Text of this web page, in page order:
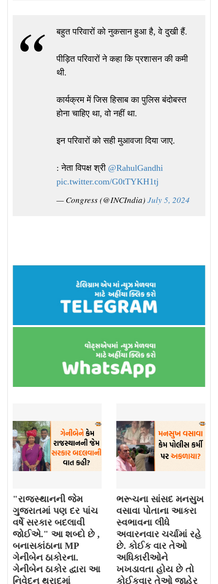
बहुत परिवारों को नुकसान हुआ है, वे दुखी हैं.
पीड़ित परिवारों ने कहा कि प्रशासन की कमी
थी.
कार्यक्रम में जिस हिसाब का पुलिस बंदोबस्त
होना चाहिए था, वो नहीं था.
इन परिवारों को सही मुआवजा दिया जाए.
: नेता विपक्ष श्री @RahulGandhi
pic.twitter.com/G0tTYKH1tj
— Congress (@INCIndia) July 5, 2024
"રાજસ્થાનની જેમ
ગુજરાતમાં પણ દર પાંચ
વર્ષે સરકાર બદલાવી
જોઈએ." આ શબ્દો છે ,
બનાસકાંઠાના MP
ગેનીબેન ઠાકોરના.
ગેનીબેન ઠાકોર દ્વારા આ
નિવેદન થરાદમાં
ભરૂચના સાંસદ મનસુખ
વસાવા પોતાના આકરા
સ્વભાવના લીધે
અવારનવાર ચર્ચામાં રહે
છે. કોઈક વાર તેઓ
અધિકારીઓને
ખખડાવતા હોય છે તો
કોઈકવાર તેઓ જાહેર